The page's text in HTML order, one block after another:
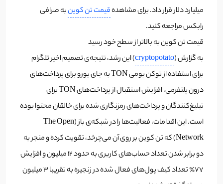
میلیارد دلار قرار داد. برای مشاهدهقیمت تن کوینبه صرافی
رابکس مراجعه کنید.
قیمت تن کوین به بالاتر از سطح خود رسید
به گزارش (cryptopotato) این رشد، نتیجه‌ی تصمیم اخیر تلگرام
برای استفاده از توکن بومی TON به جای یورو برای پرداخت‌های
درون پلتفرمی، افزایش استقبال از پرداخت‌های TON برای
تبلیغ‌کنندگان و پرداخت‌های رمزنگاری شده برای خالقان محتوا بوده
است. این اقدامات، فعالیت‌ها را در شبکه‌ی باز (The Open
Network) که تن کوین بر روی آن می‌چرخد، تقویت کرده و منجر به
دو برابر شدن تعداد حساب‌های کاربری به حدود ۱۲ میلیون و افزایش
۷۷٪ تعداد کیف پول‌های فعال شده در زنجیره به تقریبا ۳ میلیون